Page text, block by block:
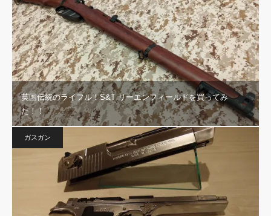
英国伝統のライフル！S&T リーエンフィールドを買ってみ
た！！
ガスガン